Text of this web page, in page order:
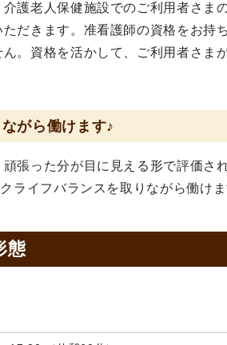
護老人保健施設でのご利用者さま
だきます。准看護師の資格をお持
。資格を活かして、ご利用者さま
がら働けます♪
張った分が目に見える形で評価さ
ライフバランスを取りながら働けま
態